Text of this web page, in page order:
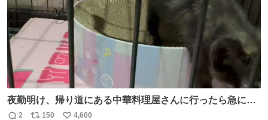
夜勤明け、帰り道にある中華料理屋さんに行ったら急に
「トイレニネコチャンイルヨ！ドウブツスキデショ！」と
2 150
4,600